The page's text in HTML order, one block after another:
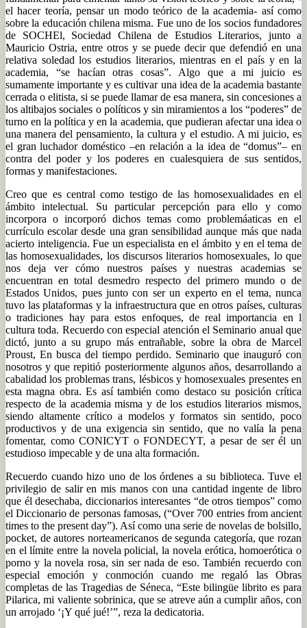
el hacer teoría, pensar un modo teórico de la academia- así como
sobre la educación chilena misma. Fue uno de los socios fundadores
de SOCHEl, Sociedad Chilena de Estudios Literarios, junto a
Mauricio Ostria, entre otros y se puede decir que defendió en una
relativa soledad los estudios literarios, mientras en el país y en la
academia, “se hacían otras cosas”. Algo que a mi juicio es
sumamente importante y es cultivar una idea de la academia bastante
cerrada o elitista, si se puede llamar de esa manera, sin concesiones a
los altibajos sociales o políticos y sin miramientos a los “poderes” de
turno en la política y en la academia, que pudieran afectar una idea o
una manera del pensamiento, la cultura y el estudio. A mi juicio, es
el gran luchador doméstico –en relación a la idea de “domus”– en
contra del poder y los poderes en cualesquiera de sus sentidos,
formas y manifestaciones.
Creo que es central como testigo de las homosexualidades en el
ámbito intelectual. Su particular percepción para ello y como
incorpora o incorporó dichos temas como problemáaticas en el
currículo escolar desde una gran sensibilidad aunque más que nada
acierto inteligencia. Fue un especialista en el ámbito y en el tema de
las homosexualidades, los discursos literarios homosexuales, lo que
nos deja ver cómo nuestros países y nuestras academias se
encuentran en total desmedro respecto del primero mundo o de
Estados Unidos, pues junto con ser un experto en el tema, nunca
tuvo las plataformas y la infraestructura que en otros países, culturas
o tradiciones hay para estos enfoques, de real importancia en l
cultura toda. Recuerdo con especial atención el Seminario anual que
dictó, junto a su grupo más entrañable, sobre la obra de Marcel
Proust, En busca del tiempo perdido. Seminario que inauguró con
nosotros y que repitió posteriormente algunos años, desarrollando a
cabalidad los problemas trans, lésbicos y homosexuales presentes en
esta magna obra. Es así también como destaco su posición crítica
respecto de la academia misma y de los estudios literarios mismos,
siendo altamente crítico a modelos y formatos sin sentido, poco
productivos y de una exigencia sin sentido, que no valía la pena
fomentar, como CONICYT o FONDECYT, a pesar de ser él un
estudioso impecable y de una alta formación.
Recuerdo cuando hizo uno de los órdenes a su biblioteca. Tuve el
privilegio de salir en mis manos con una cantidad ingente de libro
que él desechaba, diccionarios interesantes “de otros tiempos” como
el Diccionario de personas famosas, (“Over 700 entries from ancient
times to the present day”). Así como una serie de novelas de bolsillo,
pocket, de autores norteamericanos de segunda categoría, que rozan
en el límite entre la novela policial, la novela erótica, homoerótica o
porno y la novela rosa, sin ser nada de eso. También recuerdo con
especial emoción y conmoción cuando me regaló las Obras
completas de las Tragedias de Séneca, “Este bilingüe librito es para
Pilarica, mi valiente sobrinica, que se atreve aún a cumplir años, con
un arrojado ‘¡Y qué jué!’”, reza la dedicatoria.